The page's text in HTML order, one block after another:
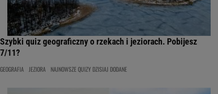
Szybki quiz geograficzny o rzekach i jeziorach. Pobijesz
7/11?
GEOGRAFIA JEZIORA NAJNOWSZE QUIZY DZISIAJ DODANE